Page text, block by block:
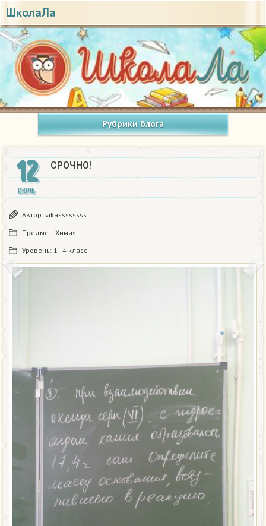
ШколаЛа
Рубрики блога
12
ИЮЛЬ
СРОЧНО!
Автор: vikassssssss
Предмет: Химия
Уровень: 1 - 4 класс